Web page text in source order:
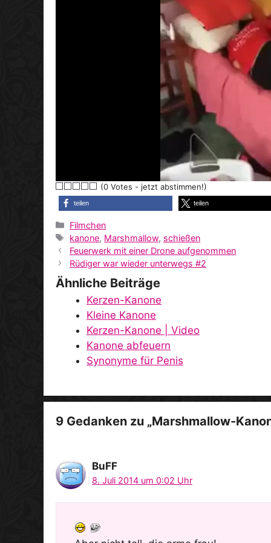
(0 Votes - jetzt abstimmen!)
teilen teilen
Kategorien
Filmchen
Schlagwörter
kanone, Marshmallow, schießen
Feuerwerk mit einer Drone aufgenommen
Rüdiger war wieder unterwegs #2
Ähnliche Beiträge
Kerzen-Kanone
Kleine Kanone
Kerzen-Kanone | Video
Kanone abfeuern
Synonyme für Penis
9 Gedanken zu „Marshmallow-
BuFF
8. Juli 2014 um 0:02 Uhr